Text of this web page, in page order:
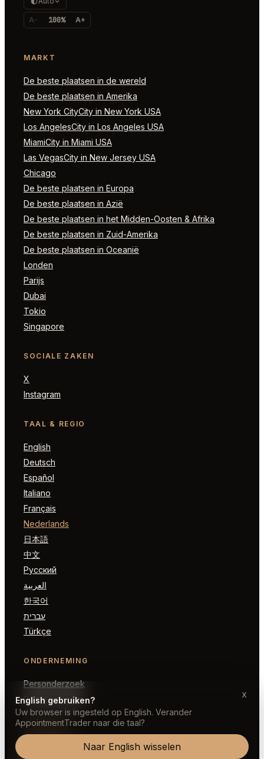
A- 100% A+
MARKT
De beste plaatsen in de wereld
De beste plaatsen in Amerika
New York CityCity in New York USA
Los AngelesCity in Los Angeles USA
MiamiCity in Miami USA
Las VegasCity in New Jersey USA
Chicago
De beste plaatsen in Europa
De beste plaatsen in Azië
De beste plaatsen in het Midden-Oosten & Afrika
De beste plaatsen in Zuid-Amerika
De beste plaatsen in Oceanië
Londen
Parijs
Dubai
Tokio
Singapore
SOCIALE ZAKEN
X
Instagram
TAAL & REGIO
English
Deutsch
Español
Italiano
Français
Nederlands
日本語
中文
Русский
العربية
한국어
עברית
Türkçe
ONDERNEMING
Personderzoek
Partner worden
JURIDISCH
English gebruiken?
Uw browser is ingesteld op English. Verander
AppointmentTrader naar die taal?
Naar English wisselen
x